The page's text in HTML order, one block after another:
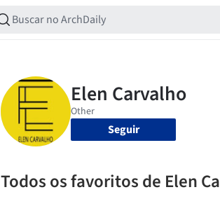
Seguir
Todos os favoritos de Elen